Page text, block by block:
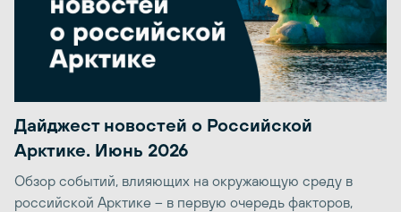
Дайджест новостей о Российской
Арктике. Июнь 2026
Обзор событий, влияющих на окружающую среду в
российской Арктике – в первую очередь факторов,